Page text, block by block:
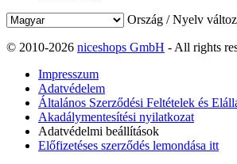
Ország / Nyelv
© 2010-2026 niceshops GmbH - All rights
Impresszum
Adatvédelem
Általános Szerződési Feltételek és
Akadálymentesítési nyilatkozat
Adatvédelmi beállítások
Előfizetéses szerződés lemondása itt